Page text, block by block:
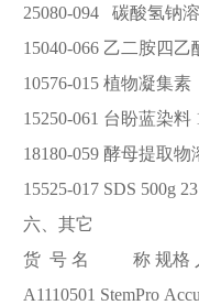
25080-094
碳酸氢钠
15040-066 乙二胺四乙
10576-015 植物凝集素
15250-061 台盼蓝染料
18180-059 酵母提取物
15525-017 SDS 500g
六、其它
货 号 名 称 规格
A1110501 StemPro